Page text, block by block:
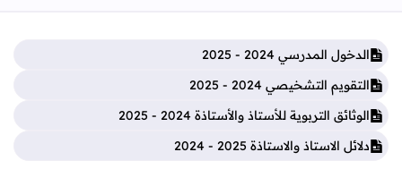
الدخول المدرسي 2024 - 2025
التقويم التشخيصي 2024 - 2025
الوثائق التربوية للأستاذ والأستاذة 2024 - 2025
دلائل الاستاذ والاستاذة 2025 - 2024